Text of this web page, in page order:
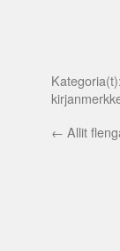
Kategoria(t):
← Allit